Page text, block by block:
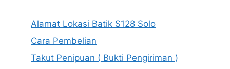
Alamat Lokasi Batik S128 Solo
Cara Pembelian
Takut Penipuan ( Bukti Pengiriman )